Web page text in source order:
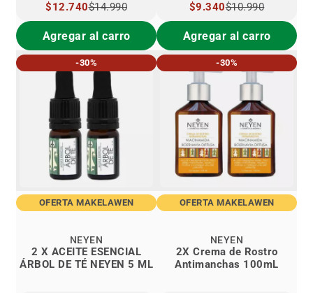
PRECIO
ESPECIAL
$12.740$14.990
Agregar al carro
PRECIO
ESPECIAL
$9.340$10.990
Agregar al carro
-30%
OFERTA MAKELAWEN
2 X ACEITE ESENCIAL
ÁRBOL DE TÉ NEYEN 5 ML
NEYEN
-30%
OFERTA MAKELAWEN
2X Crema de Rostro
Antimanchas 100mL
NEYEN